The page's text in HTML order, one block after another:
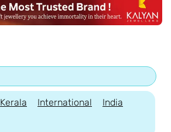
Kerala International India